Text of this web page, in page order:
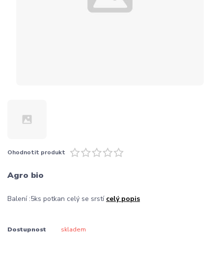
Ohodnotit produkt
Agro bio
Balení :5ks potkan celý se srstí celý popis
Dostupnost skladem